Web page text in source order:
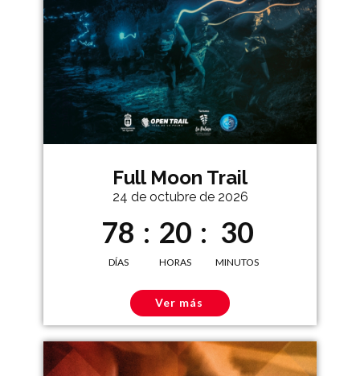
Full Moon Trail
24 de octubre de 2026
78
DÍAS
: 20
HORAS
: 30
MINUTOS
Ver más